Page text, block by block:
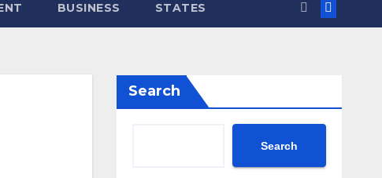
BUSINESS STATES
Search
Search